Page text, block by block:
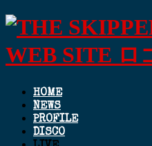
HOME
NEWS
PROFILE
DISCO